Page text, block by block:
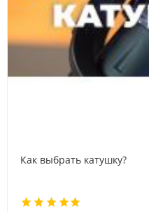
Как выбрать катушку?